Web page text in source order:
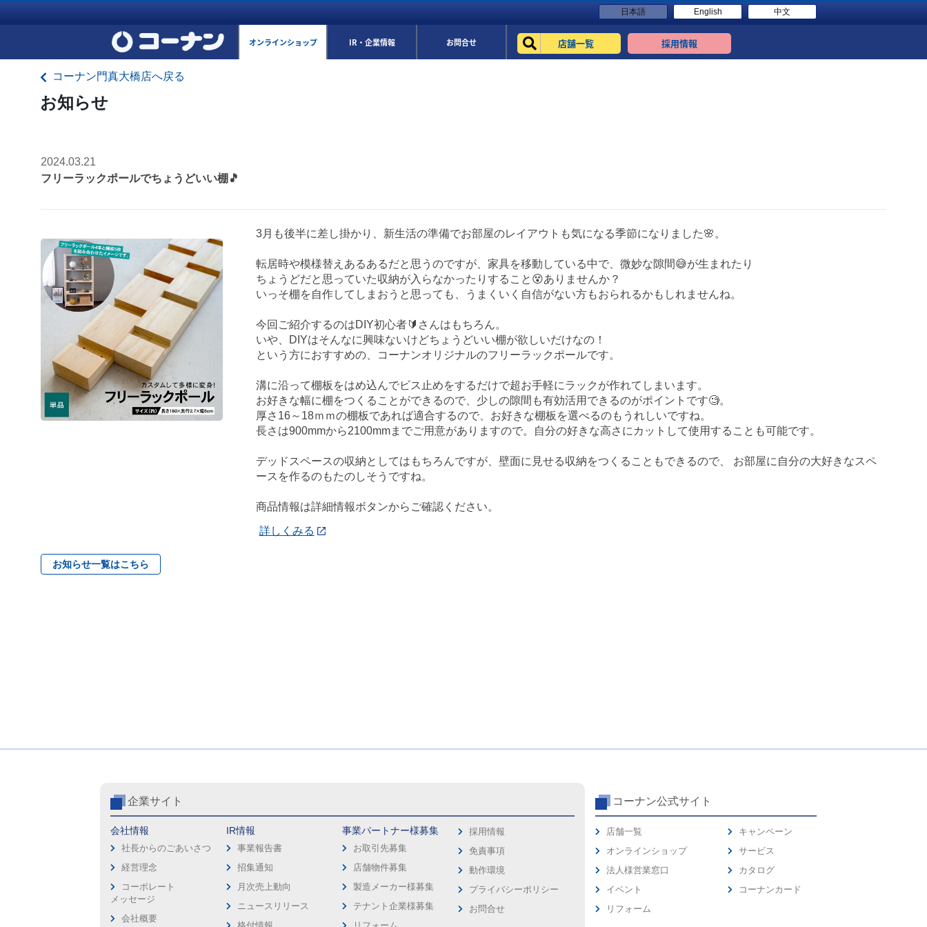
日本語 English 中文
オンラインショップ IR・企業情報 お問合せ 店舗一覧 採用情報
コーナン門真大橋店へ戻る
お知らせ
2024.03.21
フリーラックポールでちょうどいい棚🎵
3月も後半に差し掛かり、新生活の準備でお部屋のレイアウトも気になる季節になりました🌸。
転居時や模様替えあるあるだと思うのですが、家具を移動している中で、微妙な隙間😅が生まれたり
ちょうどだと思っていた収納が入らなかったりすること😵ありませんか？
いっそ棚を自作してしまおうと思っても、うまくいく自信がない方もおられるかもしれませんね。
今回ご紹介するのはDIY初心者🔰さんはもちろん。
いや、DIYはそんなに興味ないけどちょうどいい棚が欲しいだけなの！
という方におすすめの、コーナンオリジナルのフリーラックポールです。
溝に沿って棚板をはめ込んでビス止めをするだけで超お手軽にラックが作れてしまいます。
お好きな幅に棚をつくることができるので、少しの隙間も有効活用できるのがポイントです🧐。
厚さ16～18ｍｍの棚板であれば適合するので、お好きな棚板を選べるのもうれしいですね。
長さは900mmから2100mmまでご用意がありますので。自分の好きな高さにカットして使用することも可能です。
デッドスペースの収納としてはもちろんですが、壁面に見せる収納をつくることもできるので、 お部屋に自分の大好きなスペ
ースを作るのもたのしそうですね。
商品情報は詳細情報ボタンからご確認ください。
詳しくみる
お知らせ一覧はこちら
企業サイト
会社情報
社長からのごあいさつ
経営理念
コーポレート
メッセージ
会社概要
IR情報
事業報告書
招集通知
月次売上動向
ニュースリリース
事業パートナー様募集
お取引先募集
店舗物件募集
製造メーカー様募集
テナント企業様募集
採用情報
免責事項
動作環境
プライバシーポリシー
お問合せ
コーナン公式サイト
店舗一覧
オンラインショップ
法人様営業窓口
イベント
リフォーム
キャンペーン
サービス
カタログ
コーナンカード